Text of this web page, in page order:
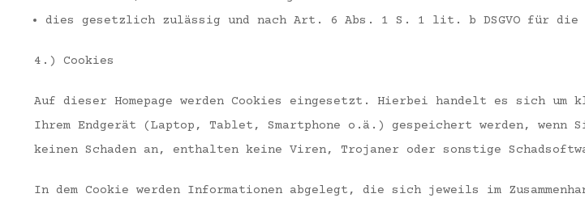
dies gesetzlich zulässig und nach Art. 6 Abs. 1 S. 1 lit. b DSGVO für
4.) Cookies
Auf dieser Homepage werden Cookies eingesetzt. Hierbei handelt es sich
Ihrem Endgerät (Laptop, Tablet, Smartphone o.ä.) gespeichert werden,
keinen Schaden an, enthalten keine Viren, Trojaner oder sonstige
In dem Cookie werden Informationen abgelegt, die sich jeweils im